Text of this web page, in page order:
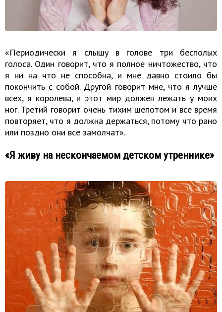
«Периодически я слышу в голове три бесполых
голоса. Один говорит, что я полное ничтожество, что
я ни на что не способна, и мне давно стоило бы
покончить с собой. Другой говорит мне, что я лучше
всех, я королева, и этот мир должен лежать у моих
ног. Третий говорит очень тихим шепотом и все время
повторяет, что я должна держаться, потому что рано
или поздно они все замолчат».
«Я живу на нескончаемом детском утреннике»